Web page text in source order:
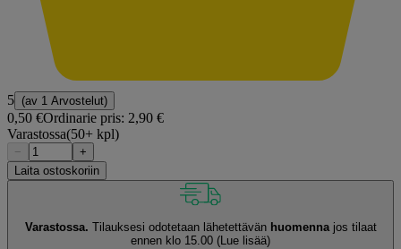
5 (av 1 Arvostelut)
0,50 €Ordinarie pris: 2,90 €
Varastossa(50+ kpl)
−
+
Laita ostoskoriin
Varastossa. Tilauksesi odotetaan lähetettävän huomennajos tilaat
ennen klo 15.00 (Lue lisää)